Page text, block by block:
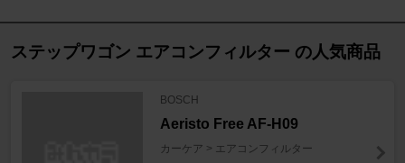
ステップワゴン エアコンフィルター の人気商品
BOSCH
Aeristo Free AF-H09
カーケア > エアコンフィルター